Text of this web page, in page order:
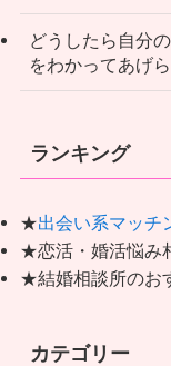
どうしたら自分
をわかってあげ
ランキング
★出会い系マッチ
★恋活・婚活悩み
★結婚相談所のお
カテゴリー